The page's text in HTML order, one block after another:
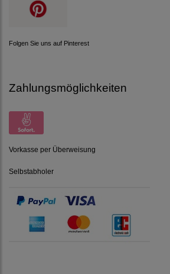
Folgen Sie uns auf Pinterest
Zahlungsmöglichkeiten
Vorkasse per Überweisung
Selbstabholer